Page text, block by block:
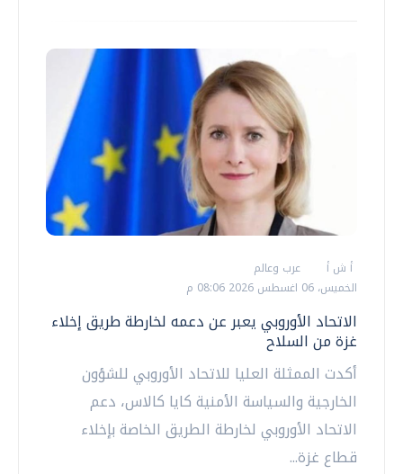
أ ش أ
عرب وعالم
الخميس، 06 اغسطس 2026 08:06 م
الاتحاد الأوروبي يعبر عن دعمه لخارطة طريق إخلاء
غزة من السلاح
أكدت الممثلة العليا للاتحاد الأوروبي للشؤون
الخارجية والسياسة الأمنية كايا كالاس، دعم
الاتحاد الأوروبي لخارطة الطريق الخاصة بإخلاء
قطاع غزة...